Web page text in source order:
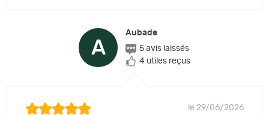
A
Aubade
5 avis laissés
4 utiles reçus
le 29/06/2026